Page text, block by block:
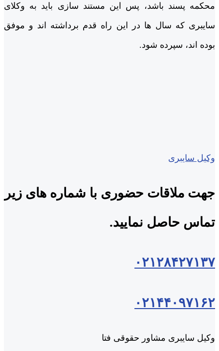
محکمه پسند باشد، پس این مستند سازی باید به وکلای
سایبری که سال ها در این راه قدم برداشته اند و موفق
بوده اند، سپرده شود.
وکیل سایبری
جهت ملاقات حضوری با شماره های زیر
تماس حاصل نمایید.
۰۲۱۲۸۴۲۷۱۳۷
۰۲۱۴۴۰۹۷۱۶۲
وکیل سایبری مشاور حقوقی فتا